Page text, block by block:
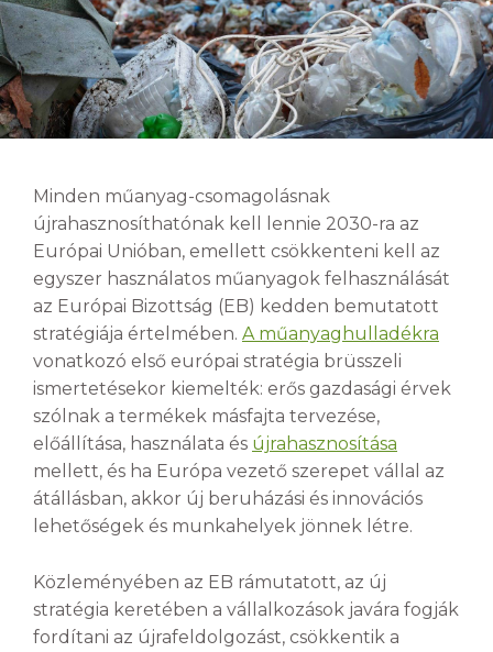
Minden műanyag-csomagolásnak
újrahasznosíthatónak kell lennie 2030-ra az
Európai Unióban, emellett csökkenteni kell az
egyszer használatos műanyagok felhasználását
az Európai Bizottság (EB) kedden bemutatott
stratégiája értelmében. A műanyaghulladékra
vonatkozó első európai stratégia brüsszeli
ismertetésekor kiemelték: erős gazdasági érvek
szólnak a termékek másfajta tervezése,
előállítása, használata és újrahasznosítása
mellett, és ha Európa vezető szerepet vállal az
átállásban, akkor új beruházási és innovációs
lehetőségek és munkahelyek jönnek létre.
Közleményében az EB rámutatott, az új
stratégia keretében a vállalkozások javára fogják
fordítani az újrafeldolgozást, csökkentik a